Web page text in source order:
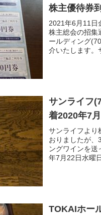
株主優待券
2021年6月11日
株主総会の招集
ールディング
介いたします。
サンライフ
着2020年7月
サンライフより
おりましたが、
ングワインを
年7月22日水曜
TOKAIホー